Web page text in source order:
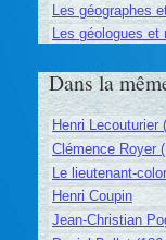
Les géographes
Les géologues et
Dans la
Henri
Clémence Royer
Le lieutenant-
Henri Coupin
Jean-Christian